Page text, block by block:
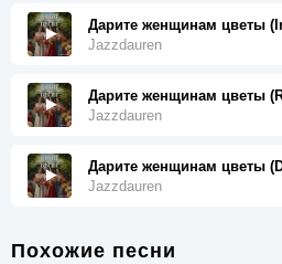
Дарите женщинам цветы
Jazzdauren
Дарите женщинам цветы
Jazzdauren
Дарите женщинам цветы
Jazzdauren
Похожие песни